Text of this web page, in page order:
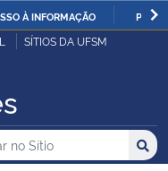
À INFORMAÇÃO
SÍTIOS DA UFSM
no no Sítio